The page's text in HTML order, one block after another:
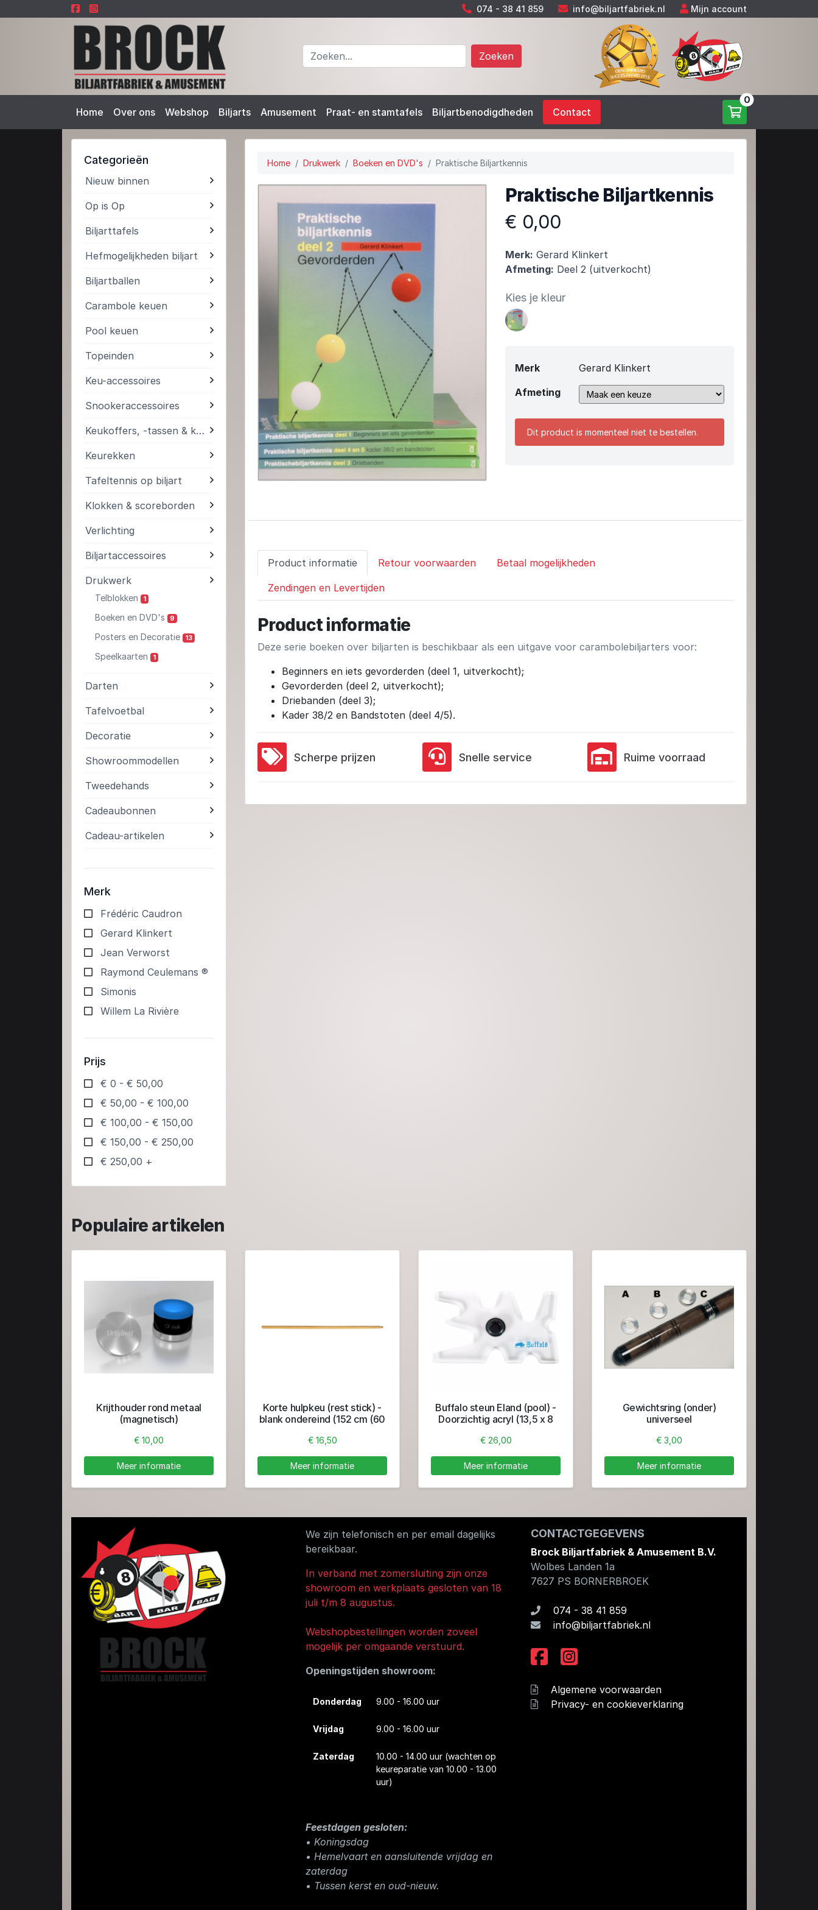
074 - 38 41 859 info@biljartfabriek.nl Mijn account
Zoeken
Home Over ons Webshop Biljarts Amusement Praat- en stamtafels Biljartbenodigdheden Contact
0
Categorieën
Nieuw binnen
Op is Op
Biljarttafels
Hefmogelijkheden biljart
Biljartballen
Carambole keuen
Pool keuen
Topeinden
Keu-accessoires
Snookeraccessoires
Keukoffers, -tassen & kokers
Keurekken
Tafeltennis op biljart
Klokken & scoreborden
Verlichting
Biljartaccessoires
Drukwerk
Telblokken 1
Boeken en DVD's 9
Posters en Decoratie 13
Speelkaarten 1
Darten
Tafelvoetbal
Decoratie
Showroommodellen
Tweedehands
Cadeaubonnen
Cadeau-artikelen
Merk
Frédéric Caudron
Gerard Klinkert
Jean Verworst
Raymond Ceulemans ®
Simonis
Willem La Rivière
Prijs
€ 0 - € 50,00
€ 50,00 - € 100,00
€ 100,00 - € 150,00
€ 150,00 - € 250,00
€ 250,00 +
Home Drukwerk Boeken en DVD's Praktische Biljartkennis
Praktische Biljartkennis
€ 0,00
Merk: Gerard Klinkert
Afmeting: Deel 2 (uitverkocht)
Kies je kleur
Merk
Gerard Klinkert
Afmeting
Dit product is momenteel niet te bestellen.
Product informatie Retour voorwaarden Betaal mogelijkheden
Zendingen en Levertijden
Product informatie
Deze serie boeken over biljarten is beschikbaar als een uitgave voor carambolebiljarters voor:
Beginners en iets gevorderden (deel 1, uitverkocht);
Gevorderden (deel 2, uitverkocht);
Driebanden (deel 3);
Kader 38/2 en Bandstoten (deel 4/5).
Scherpe prijzen Snelle service Ruime voorraad
Populaire artikelen
Krijthouder rond metaal
(magnetisch)
€ 10,00
Meer informatie
Korte hulpkeu (rest stick) -
blank ondereind (152 cm (60
€ 16,50
Meer informatie
Buffalo steun Eland (pool) -
Doorzichtig acryl (13,5 x 8
€ 26,00
Meer informatie
Gewichtsring (onder)
universeel
€ 3,00
Meer informatie
We zijn telefonisch en per email dagelijks
bereikbaar.
In verband met zomersluiting zijn onze
showroom en werkplaats gesloten van 18
juli t/m 8 augustus.
Webshopbestellingen worden zoveel
mogelijk per omgaande verstuurd.
Openingstijden showroom:
Donderdag 9.00 - 16.00 uur
Vrijdag 9.00 - 16.00 uur
Zaterdag 10.00 - 14.00 uur (wachten op
keureparatie van 10.00 - 13.00
uur)
Feestdagen gesloten:
• Koningsdag
​• Hemelvaart en aansluitende vrijdag en
zaterdag
• Tussen kerst en oud-nieuw.
CONTACTGEGEVENS
Brock Biljartfabriek & Amusement B.V.
Wolbes Landen 1a
7627 PS BORNERBROEK
074 - 38 41 859
info@biljartfabriek.nl
Algemene voorwaarden
Privacy- en cookieverklaring